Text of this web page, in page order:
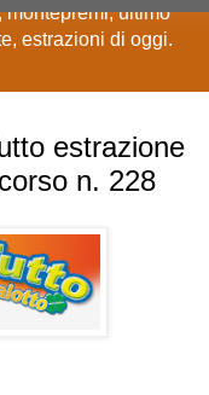
ultimo
estrazioni di oggi.
estrazione
n. 228